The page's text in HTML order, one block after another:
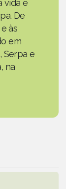
vida e
De
às
em
Serpa e
na